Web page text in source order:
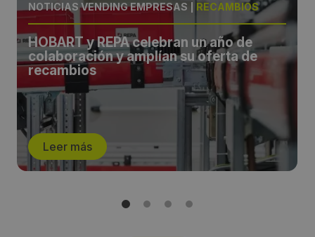
NOTICIAS VENDING EMPRESAS RECAMBIOS
HOBART y REPA celebran un año de
colaboración y amplían su oferta de
recambios
Leer más